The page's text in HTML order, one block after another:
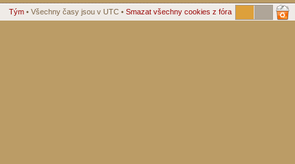
Tým • Všechny časy jsou v UTC • Smazat všechny cookies z fóra